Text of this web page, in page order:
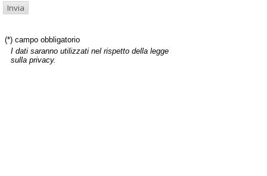
(*) campo obbligatorio
I dati saranno utilizzati nel rispetto della legge
sulla privacy.